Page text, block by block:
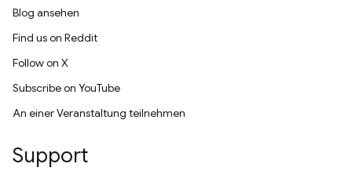
Blog ansehen
Find us on Reddit
Follow on X
Subscribe on YouTube
An einer Veranstaltung teilnehmen
Support